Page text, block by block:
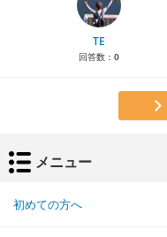
TE
回答数： 0
メニュー
初めての方へ